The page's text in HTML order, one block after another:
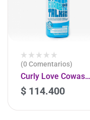
(0 Comentarios)
Curly Love Cowash
450ml
$ 114.400
-